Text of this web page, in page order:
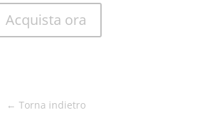
Acquista ora
← Torna indietro